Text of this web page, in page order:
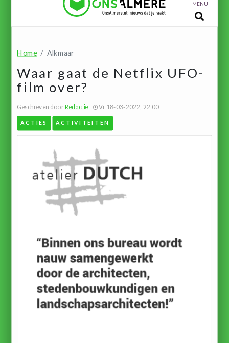
MENU
Home Alkmaar
Waar gaat de Netflix UFO-
film over?
Geschreven doorRedactie Vr 18-03-2022, 22:00
ACTIES ACTIVITEITEN